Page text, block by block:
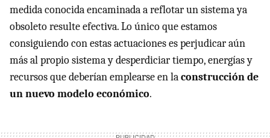
medida conocida encaminada a reflotar un sistema ya
obsoleto resulte efectiva. Lo único que estamos
consiguiendo con estas actuaciones es perjudicar aún
más al propio sistema y desperdiciar tiempo, energías y
recursos que deberían emplearse en laconstrucción de
un nuevo modelo económico.